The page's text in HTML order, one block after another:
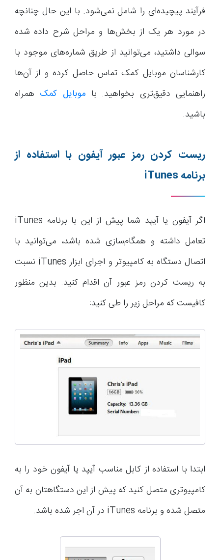
فرآیند پیچیده‌ای را شامل نمی‌شود. با این حال چنانچه
در مورد هر یک از بخش‌ها و مراحل شرح داده شده
سوالی داشتید، می‌توانید از طریق شماره‌های موجود با
کارشناسان موبایل کمک تماس حاصل کرده و از آن‌ها
راهنمایی دقیق‌تری بخواهید. با موبایل کمک همراه
باشید.
ریست کردن رمز عبور آیفون با استفاده از
برنامهiTunes
اگر آیفون یا آیپد شما پیش از این با برنامه iTunes
تعامل داشته و همگام‌سازی شده باشد، می‌توانید با
اتصال دستگاه به کامپیوتر و اجرای ابزار iTunes نسبت
به ریست کردن رمز عبور آن اقدام کنید. بدین منظور
کافیست که مراحل زیر را طی کنید:
ابتدا با استفاده از کابل مناسب آیپد یا آیفون خود را به
کامپیوتری متصل کنید که پیش از این دستگاهتان به آن
متصل شده و برنامه iTunes در آن اجر شده باشد.